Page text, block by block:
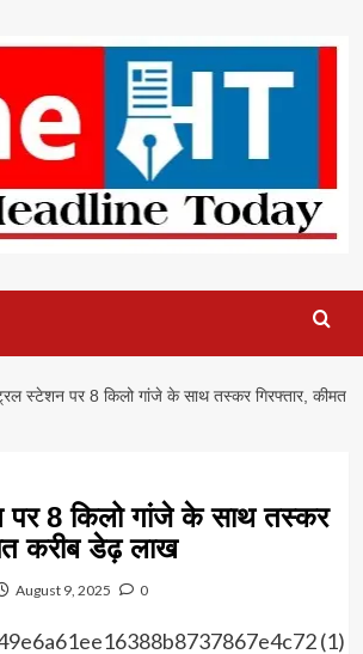
स्टेशन पर 8 किलो गांजे के साथ तस्कर गिरफ्तार, कीमत
8 किलो गांजे के साथ तस्कर
करीब डेढ़ लाख
August 9, 2025 0